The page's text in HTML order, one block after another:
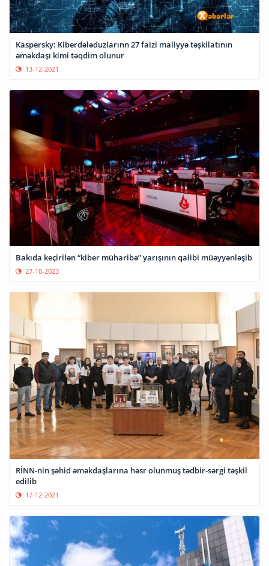
Kaspersky: Kiberdələduzlarınn 27 faizi maliyyə təşkilatının
əməkdaşı kimi təqdim olunur
13-12-2021
Bakıda keçirilən “kiber müharibə” yarışının qalibi müəyyənləşib
27-10-2023
RİNN-nin şəhid əməkdaşlarına həsr olunmuş tədbir-sərgi təşkil
edilib
17-12-2021